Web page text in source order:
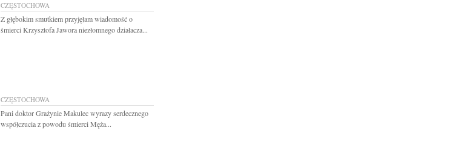
CZĘSTOCHOWA
Z głębokim smutkiem przyjęłam wiadomość o
śmierci Krzysztofa Jawora niezłomnego działacza...
CZĘSTOCHOWA
Pani doktor Grażynie Makulec wyrazy serdecznego
współczucia z powodu śmierci Męża...